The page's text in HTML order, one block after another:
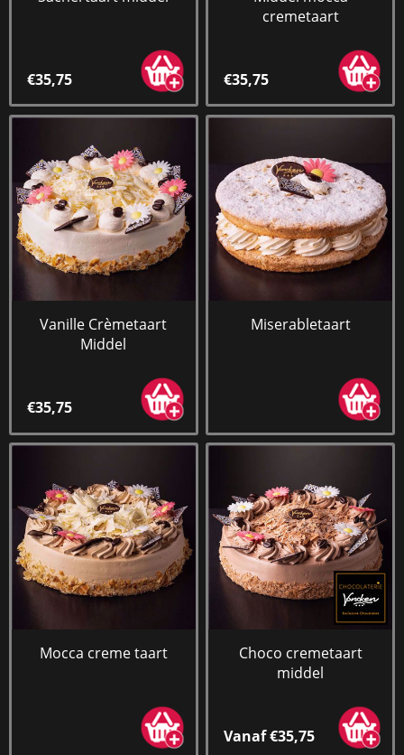
€35,75
cremetaart
€35,75
Vanille Crèmetaart
Middel
€35,75
Miserabletaart
Mocca creme taart
Choco cremetaart
middel
Vanaf €35,75